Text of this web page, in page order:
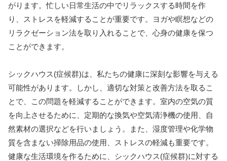
がります。忙しい日常生活の中でリラックスする時間を作
り、ストレスを軽減することが重要です。ヨガや瞑想などの
リラクゼーション法を取り入れることで、心身の健康を保つ
ことができます。
シックハウス(症候群)は、私たちの健康に深刻な影響を与える
可能性があります。しかし、適切な対策と改善方法を取るこ
とで、この問題を軽減することができます。室内の空気の質
を向上させるために、定期的な換気や空気清浄機の使用、自
然素材の選択などを行いましょう。また、湿度管理や化学物
質を含まない掃除用品の使用、ストレスの軽減も重要です。
健康な生活環境を作るために、シックハウス(症候群)に対する